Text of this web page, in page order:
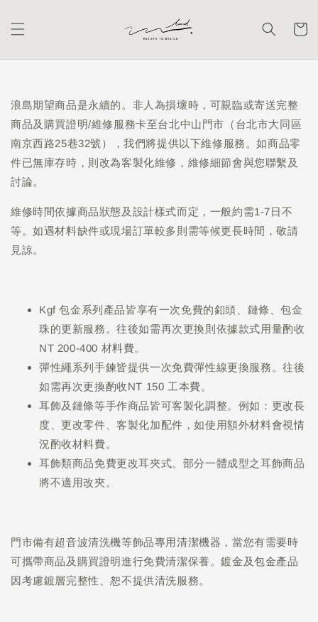
浪島期望商品是永續的。非人為損壞時，可親臨或寄送完整
商品及購買證明/維修服務卡至台北中山門市（台北市大同區
南京西路25巷32號），我們將提供以下維修服務。如商品零
件已無庫存時，則改為客製化維修，維修細節會與您聯繫及
討論。
維修時間依據商品狀態及設計樣式而定，一般約需1-7日不
等。如遇材料缺件或現場訂單較多則需等候更長時間，敬請
見諒。
Kgf 包金系列產品皆享有一次免費的釦頭、鏈條、包金
珠的更新服務。往後如需再次更換則依據款式用量酌收
NT 200-400 材料費。
彈性繩系列手鍊皆提供一次免費彈性線更換服務。往後
如需再次更換酌收NT 150 工本費。
耳飾及鏈條等手作商品皆可客製化調整。例如：更改長
度、更改零件、客製化加配件，如使用額外材料會視情
況酌收材料費。
耳飾類商品免費更改耳夾式。部分一體成型之耳飾商品
將不適用改夾。
門市備有超音波清洗機等飾品專用清潔機器，當您有需要時
可攜帶商品及購買證明進行免費清潔保養。鍍金及包金產品
因考慮鍍層完整性、恕不提供清洗服務。